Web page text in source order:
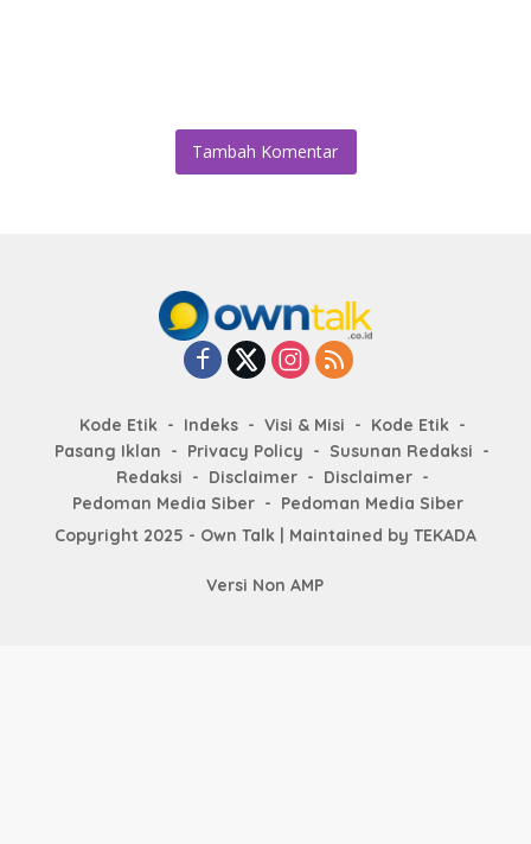
Tambah Komentar
Kode Etik Indeks Visi & Misi
Kode Etik
Pasang Iklan
Privacy Policy
Susunan Redaksi
Redaksi
Disclaimer
Disclaimer
Pedoman Media Siber
Pedoman Media Siber
Copyright 2025 - Own Talk | Maintained by TEKADA
Versi Non AMP